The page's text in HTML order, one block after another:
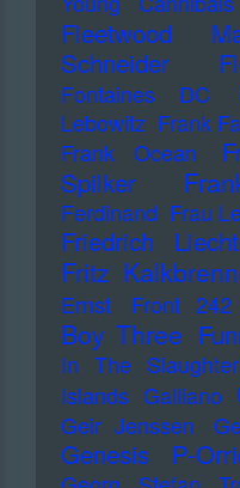
Fleetwood
Schneider
Fontaines DC
Lebowitz Frank
Frank Ocean
Spilker
Ferdinand Frau
Friedrich
Fritz
Ernst
Front 242
Boy Three
In The
Islands Galliano
Geir Jenssen
Genesis P-